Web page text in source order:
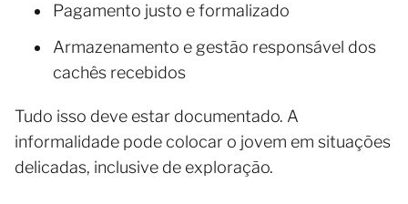
Pagamento justo e formalizado
Armazenamento e gestão responsável dos
cachês recebidos
Tudo isso deve estar documentado. A
informalidade pode colocar o jovem em situações
delicadas, inclusive de exploração.